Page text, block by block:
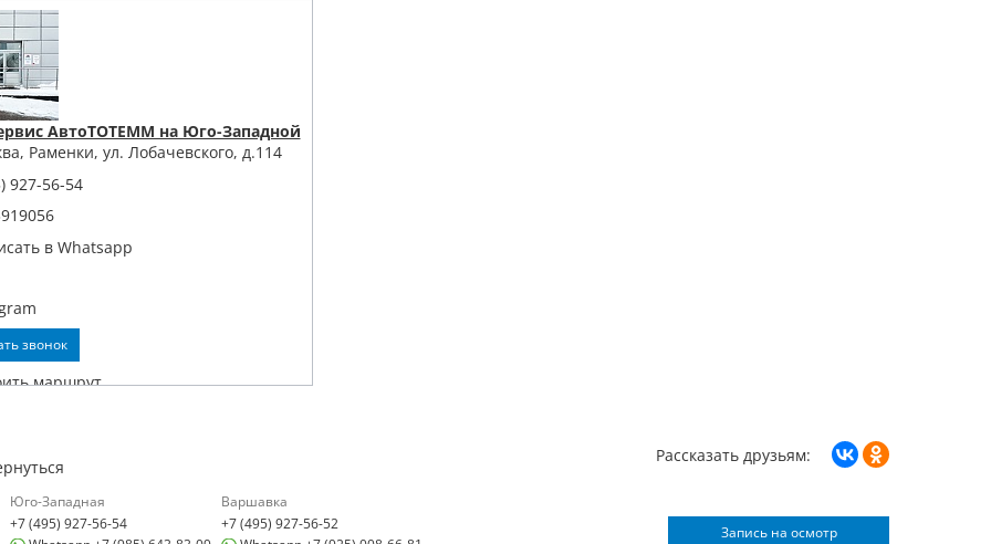
АвтоТОТЕММ на Юго-Западной
Раменки, ул. Лобачевского, д.114
927-56-54
в Whatsapp
звонок
маршрут
Центр АвтоТОТЕММ на
Рассказать друзьям:
Юго-Западная
+7 (495) 927-56-54
Варшавка
+7 (495) 927-56-52
Запись на осмотр